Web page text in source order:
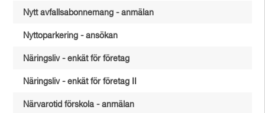
Nytt avfallsabonnemang - anmälan
Nyttoparkering - ansökan
Näringsliv - enkät för företag
Näringsliv - enkät för företag II
Närvarotid förskola - anmälan